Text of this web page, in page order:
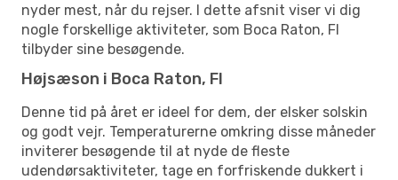
nyder mest, når du rejser. I dette afsnit viser vi dig
nogle forskellige aktiviteter, som Boca Raton, Fl
tilbyder sine besøgende.
Højsæson i Boca Raton, Fl
Denne tid på året er ideel for dem, der elsker solskin
og godt vejr. Temperaturerne omkring disse måneder
inviterer besøgende til at nyde de fleste
udendørsaktiviteter, tage en forfriskende dukkert i